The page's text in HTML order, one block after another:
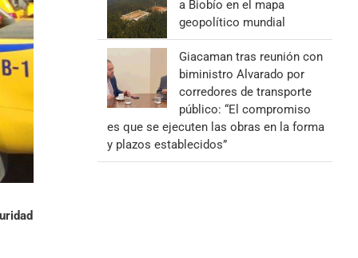
a Biobío en el mapa
geopolítico mundial
Giacaman tras reunión con
biministro Alvarado por
corredores de transporte
público: “El compromiso
es que se ejecuten las obras en la forma
y plazos establecidos”